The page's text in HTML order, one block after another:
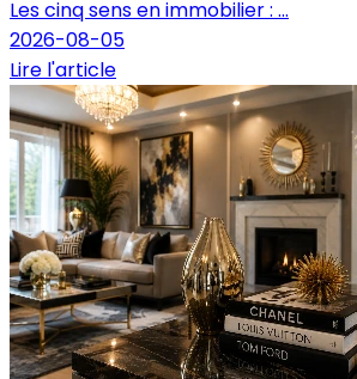
Les cinq sens en immobilier : ...
2026-08-05
Lire l'article